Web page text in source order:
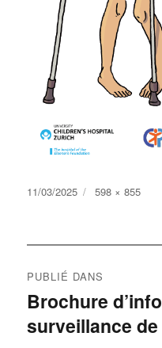
Publié
11/03/2025
Taille
598 × 855
de
l’article
PUBLIÉ DANS
Brochure
surveillance